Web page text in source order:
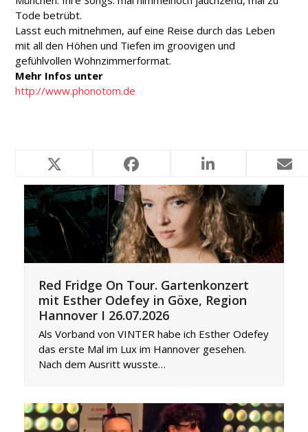
Tode betrübt.
Lasst euch mitnehmen, auf eine Reise durch das Leben
mit all den Höhen und Tiefen im groovigen und
gefühlvollen Wohnzimmerformat.
Mehr Infos unter
http://www.phonotom.de
Ähnliche Projekte
Red Fridge On Tour. Gartenkonzert
mit Esther Odefey in Göxe, Region
Hannover I 26.07.2026
Als Vorband von VINTER habe ich Esther Odefey
das erste Mal im Lux im Hannover gesehen.
Nach dem Ausritt wusste…